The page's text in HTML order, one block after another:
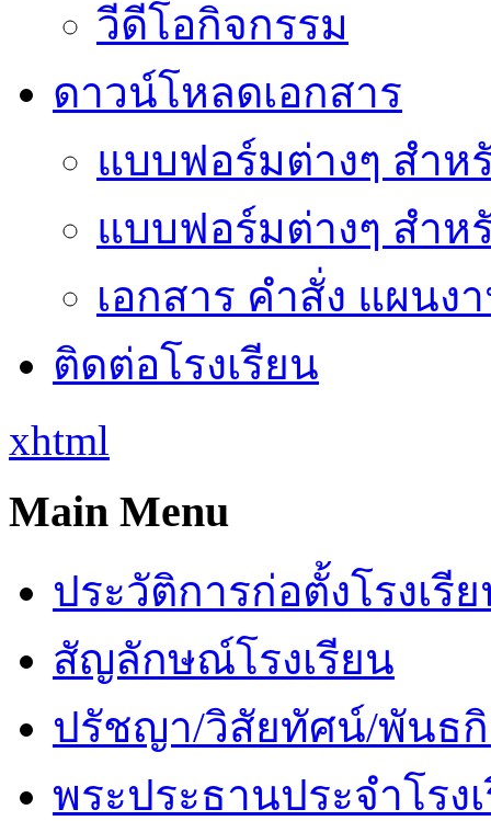
วีดีโอกิจกรรม
ดาวน์โหลดเอกสาร
แบบฟอร์มต่างๆ สำห
แบบฟอร์มต่างๆ สำห
เอกสาร คำสั่ง แผนง
ติดต่อโรงเรียน
xhtml
Main Menu
ประวัติการก่อตั้งโรงเรี
สัญลักษณ์โรงเรียน
ปรัชญา/วิสัยทัศน์/พันธ
พระประธานประจำโรง